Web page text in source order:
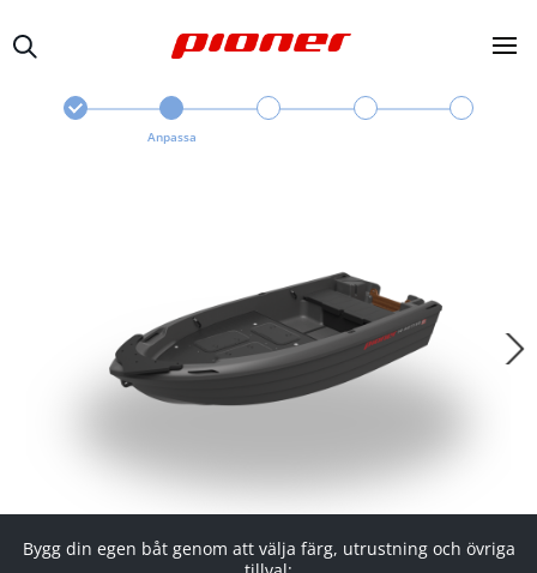
Anpassa
Bygg din egen båt genom att välja färg, utrustning och övriga